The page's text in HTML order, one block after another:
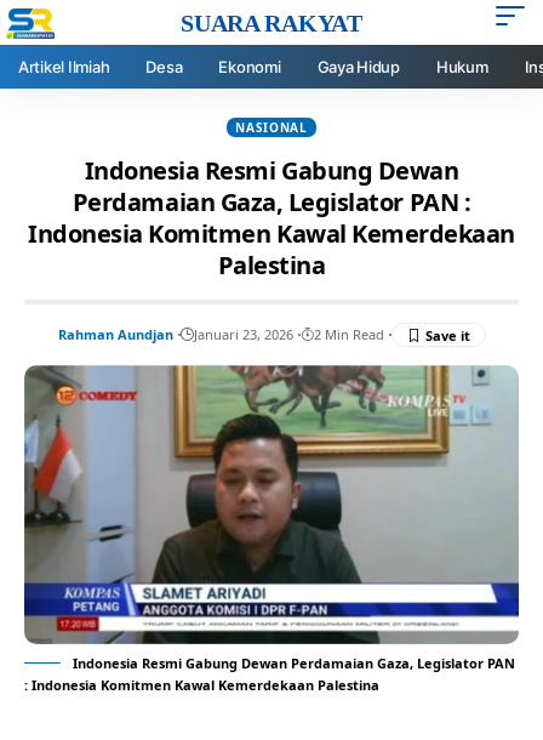
SUARA RAKYAT
Artikel Ilmiah Desa Ekonomi Gaya Hidup Hukum
NASIONAL
Indonesia Resmi Gabung Dewan
Perdamaian Gaza, Legislator PAN :
Indonesia Komitmen Kawal Kemerdekaan
Palestina
Rahman Aundjan Januari 23, 2026 2 Min Read
Indonesia Resmi Gabung Dewan Perdamaian Gaza, Legislator PAN
: Indonesia Komitmen Kawal Kemerdekaan Palestina